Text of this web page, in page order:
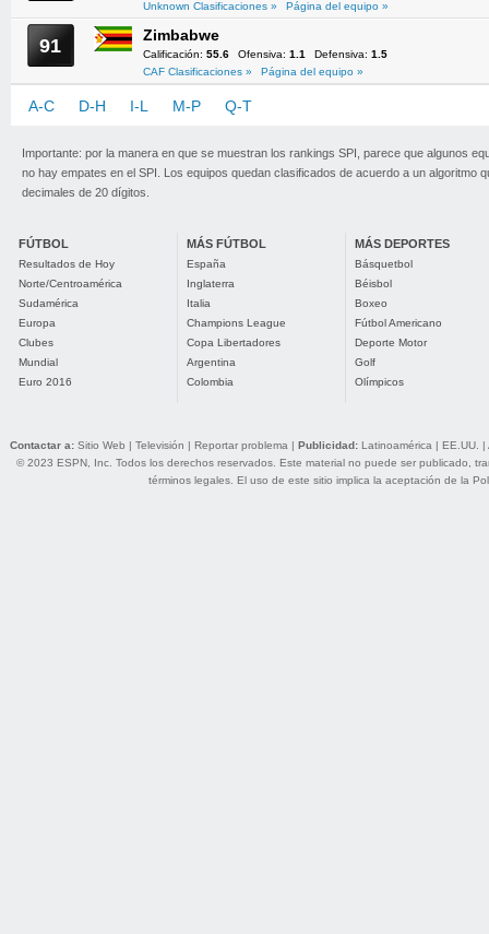
Unknown Clasificaciones »
Página del equipo »
91 Zimbabwe
Calificación: 55.6 Ofensiva: 1.1 Defensiva: 1.5
CAF Clasificaciones »
Página del equipo »
A-C D-H I-L M-P Q-T
Importante: por la manera en que se muestran los rankings SPI, parece que algunos
no hay empates en el SPI. Los equipos quedan clasificados de acuerdo a un algoritmo
decimales de 20 dígitos.
FÚTBOL
Resultados de Hoy
Norte/Centroamérica
Sudamérica
Europa
Clubes
Mundial
Euro 2016
MÁS FÚTBOL
España
Inglaterra
Italia
Champions League
Copa Libertadores
Argentina
Colombia
MÁS DEPORTES
Básquetbol
Béisbol
Boxeo
Fútbol Americano
Deporte Motor
Golf
Olímpicos
Contactar a: Sitio Web | Televisión | Reportar problema | Publicidad: Latinoamérica | EE.UU. |
© 2023 ESPN, Inc. Todos los derechos reservados. Este material no puede ser publicado,
términos legales. El uso de este sitio implica la aceptación de la